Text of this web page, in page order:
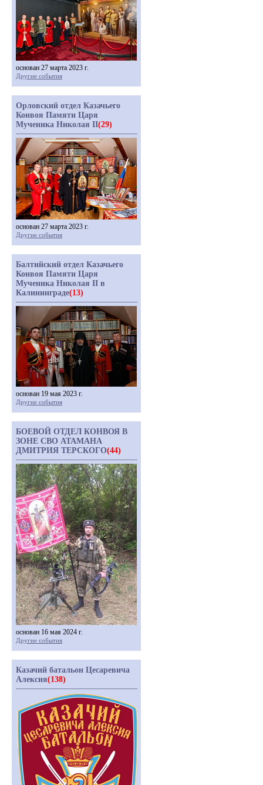
основан 27 марта 2023 г.
Другие события
Орловский отдел Казачьего
Конвоя Памяти Царя
Мученика Николая II(29)
основан 27 марта 2023 г.
Другие события
Балтийский отдел Казачьего
Конвоя Памяти Царя
Мученика Николая II в
Калининграде(13)
основан 19 мая 2023 г.
Другие события
БОЕВОЙ ОТДЕЛ КОНВОЯ В
ЗОНЕ СВО АТАМАНА
ДМИТРИЯ ТЕРСКОГО(44)
основан 16 мая 2024 г.
Другие события
Казачий батальон Цесаревича
Алексия(138)